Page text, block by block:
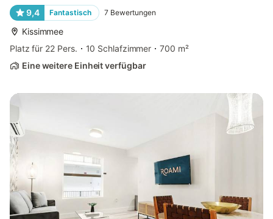
9,4 Fantastisch 7 Bewertungen
Kissimmee
Platz für 22 Pers.
10 Schlafzimmer
700 m²
Eine weitere Einheit verfügbar